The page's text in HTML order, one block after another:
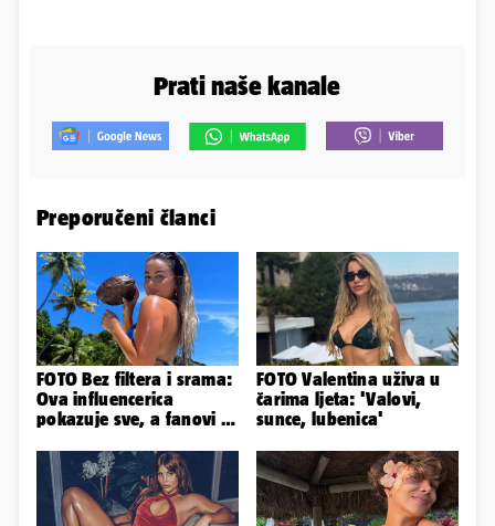
Prati naše kanale
Preporučeni članci
FOTO Bez filtera i srama:
Ova influencerica
pokazuje sve, a fanovi je
FOTO Valentina uživa u
čarima ljeta: 'Valovi,
sunce, lubenica'